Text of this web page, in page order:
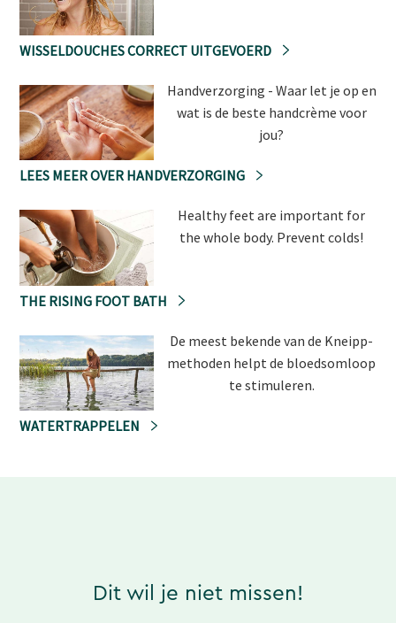
WISSELDOUCHES CORRECT UITGEVOERD
Handverzorging - Waar let je op en
wat is de beste handcrème voor
jou?
LEES MEER OVER HANDVERZORGING
Healthy feet are important for
the whole body. Prevent colds!
THE RISING FOOT BATH
De meest bekende van de Kneipp-
methoden helpt de bloedsomloop
te stimuleren.
WATERTRAPPELEN
Dit wil je niet missen!